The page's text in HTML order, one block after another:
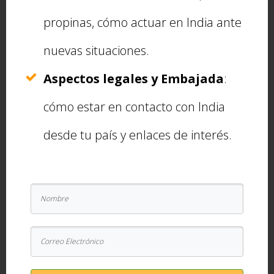
Si te gustó ¡Compártelo!
Fa
ce
b
oo
k
T
wi
tt
er
nk
ed
In
ha
ts
A
p
Archivado en:Información al Viajero |Etiquetado
Interacciones
con
Deja una respuesta
propinas, cómo actuar en India ante
nuevas situaciones.
Aspectos legales y Embajada:
cómo estar en contacto con India
desde tu país y enlaces de interés.